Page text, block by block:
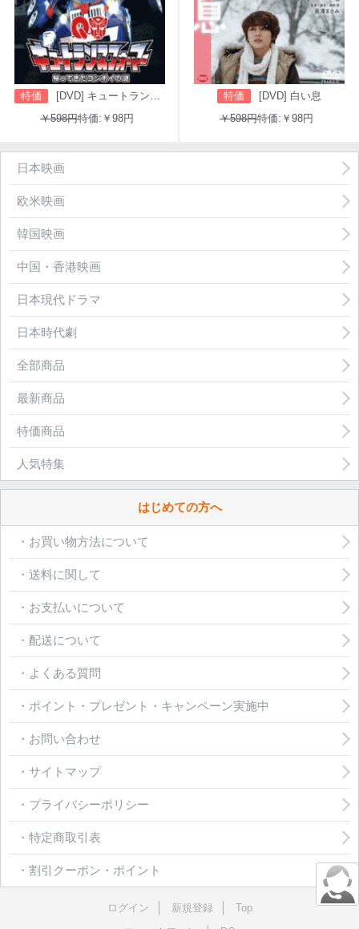
特価
[DVD] キュートランスフォーマー 帰ってきたコンボイの謎
￥598円特価:￥98円
特価
[DVD] 白い息
￥598円特価:￥98円
日本映画
欧米映画
韓国映画
中国・香港映画
日本現代ドラマ
日本時代劇
全部商品
最新商品
特価商品
人気特集
はじめての方へ
・お買い物方法について
・送料に関して
・お支払いについて
・配送について
・よくある質問
・ポイント・プレゼント・キャンペーン実施中
・お問い合わせ
・サイトマップ
・プライバシーポリシー
・特定商取引表
・割引クーポン・ポイント
ログイン 新規登録
Top